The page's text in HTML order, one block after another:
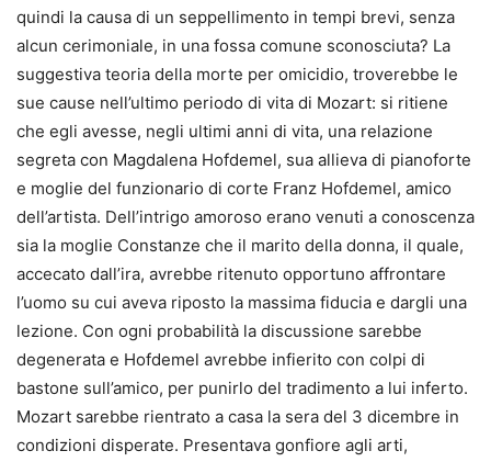
quindi la causa di un seppellimento in tempi brevi, senza
alcun cerimoniale, in una fossa comune sconosciuta? La
suggestiva teoria della morte per omicidio, troverebbe le
sue cause nell’ultimo periodo di vita di Mozart: si ritiene
che egli avesse, negli ultimi anni di vita, una relazione
segreta con Magdalena Hofdemel, sua allieva di pianoforte
e moglie del funzionario di corte Franz Hofdemel, amico
dell’artista. Dell’intrigo amoroso erano venuti a conoscenza
sia la moglie Constanze che il marito della donna, il quale,
accecato dall’ira, avrebbe ritenuto opportuno affrontare
l’uomo su cui aveva riposto la massima fiducia e dargli una
lezione. Con ogni probabilità la discussione sarebbe
degenerata e Hofdemel avrebbe infierito con colpi di
bastone sull’amico, per punirlo del tradimento a lui inferto.
Mozart sarebbe rientrato a casa la sera del 3 dicembre in
condizioni disperate. Presentava gonfiore agli arti,